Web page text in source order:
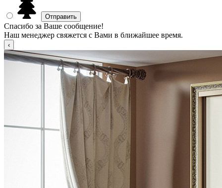
Спасибо за Ваше сообщение!
Наш менеджер свяжется с Вами в ближайшее время.